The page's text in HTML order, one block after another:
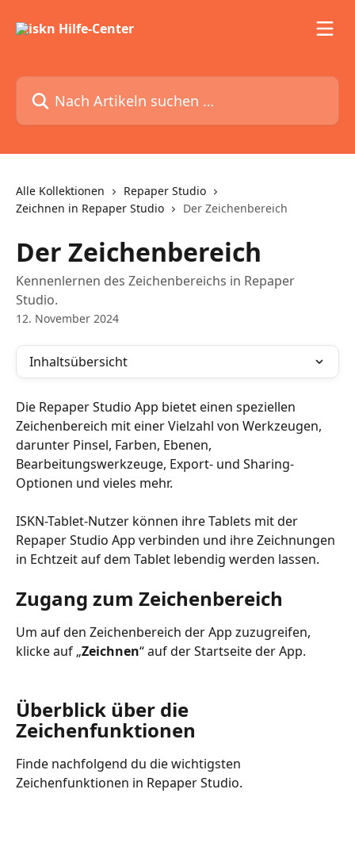
Nach Artikeln suchen …
Alle Kollektionen
Repaper Studio
Zeichnen in Repaper Studio
Der Zeichenbereich
Der Zeichenbereich
Kennenlernen des Zeichenbereichs in Repaper
Studio.
12. November 2024
Inhaltsübersicht
Die Repaper Studio App bietet einen speziellen
Zeichenbereich mit einer Vielzahl von Werkzeugen,
darunter Pinsel, Farben, Ebenen,
Bearbeitungswerkzeuge, Export- und Sharing-
Optionen und vieles mehr.
ISKN-Tablet-Nutzer können ihre Tablets mit der
Repaper Studio App verbinden und ihre Zeichnungen
in Echtzeit auf dem Tablet lebendig werden lassen.
Zugang zum Zeichenbereich
Um auf den Zeichenbereich der App zuzugreifen,
klicke auf „Zeichnen“ auf der Startseite der App.
Überblick über die
Zeichenfunktionen
Finde nachfolgend du die wichtigsten
Zeichenfunktionen in Repaper Studio.